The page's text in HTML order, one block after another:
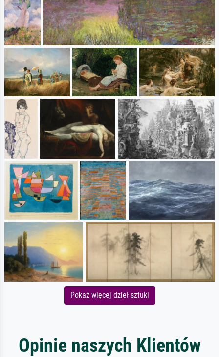
Pokaż więcej dzieł sztuki
Opinie naszych Klientów